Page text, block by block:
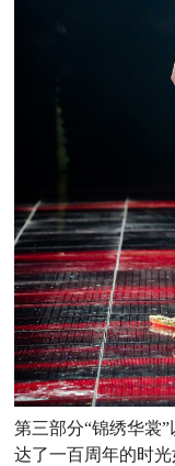
第三部分“锦绣华裳
达了一百周年的时